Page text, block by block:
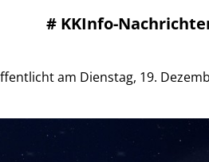
# KKInfo-
am Dienstag, 19.